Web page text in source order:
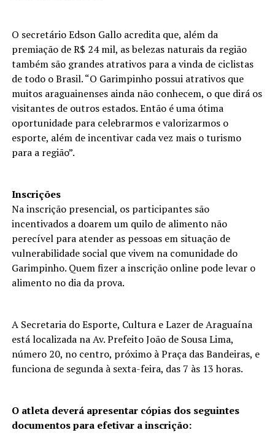
O secretário Edson Gallo acredita que, além da
premiação de R$ 24 mil, as belezas naturais da região
também são grandes atrativos para a vinda de ciclistas
de todo o Brasil. “O Garimpinho possui atrativos que
muitos araguainenses ainda não conhecem, o que dirá os
visitantes de outros estados. Então é uma ótima
oportunidade para celebrarmos e valorizarmos o
esporte, além de incentivar cada vez mais o turismo
para a região”.
Inscrições
Na inscrição presencial, os participantes são
incentivados a doarem um quilo de alimento não
perecível para atender as pessoas em situação de
vulnerabilidade social que vivem na comunidade do
Garimpinho. Quem fizer a inscrição online pode levar o
alimento no dia da prova.
A Secretaria do Esporte, Cultura e Lazer de Araguaína
está localizada na Av. Prefeito João de Sousa Lima,
número 20, no centro, próximo à Praça das Bandeiras, e
funciona de segunda à sexta-feira, das 7 às 13 horas.
O atleta deverá apresentar cópias dos seguintes
documentos para efetivar a inscrição: